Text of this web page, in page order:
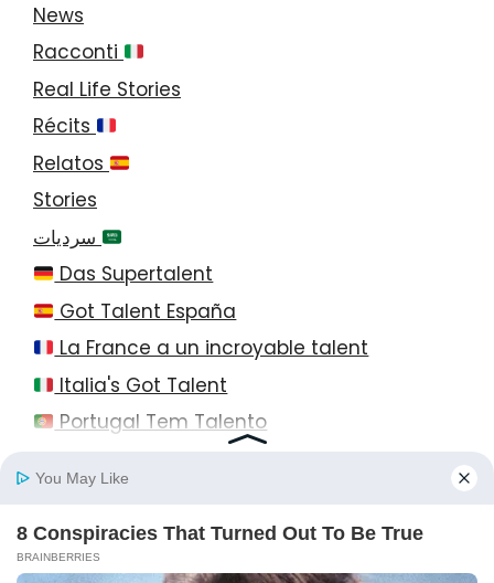
News
Racconti
Real Life Stories
Récits
Relatos
Stories
Das Supertalent
Got Talent España
La France a un incroyable talent
Italia's Got Talent
Portugal Tem Talento
© 2026 StayEase • All Rights Reserved!